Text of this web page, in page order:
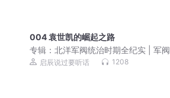
004 袁世凯的崛起之路
专辑：北洋军阀统治时期全纪实 | 军阀
混战 | 政局更迭 | 历史深读 | 近现代史
启辰说过要听话 1208